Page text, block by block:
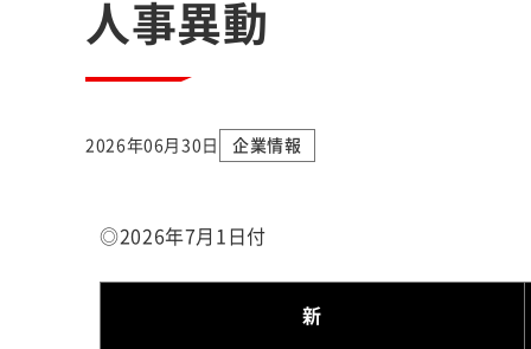
人事異動
2026年06月30日 企業情報
◎2026年7月1日付
新